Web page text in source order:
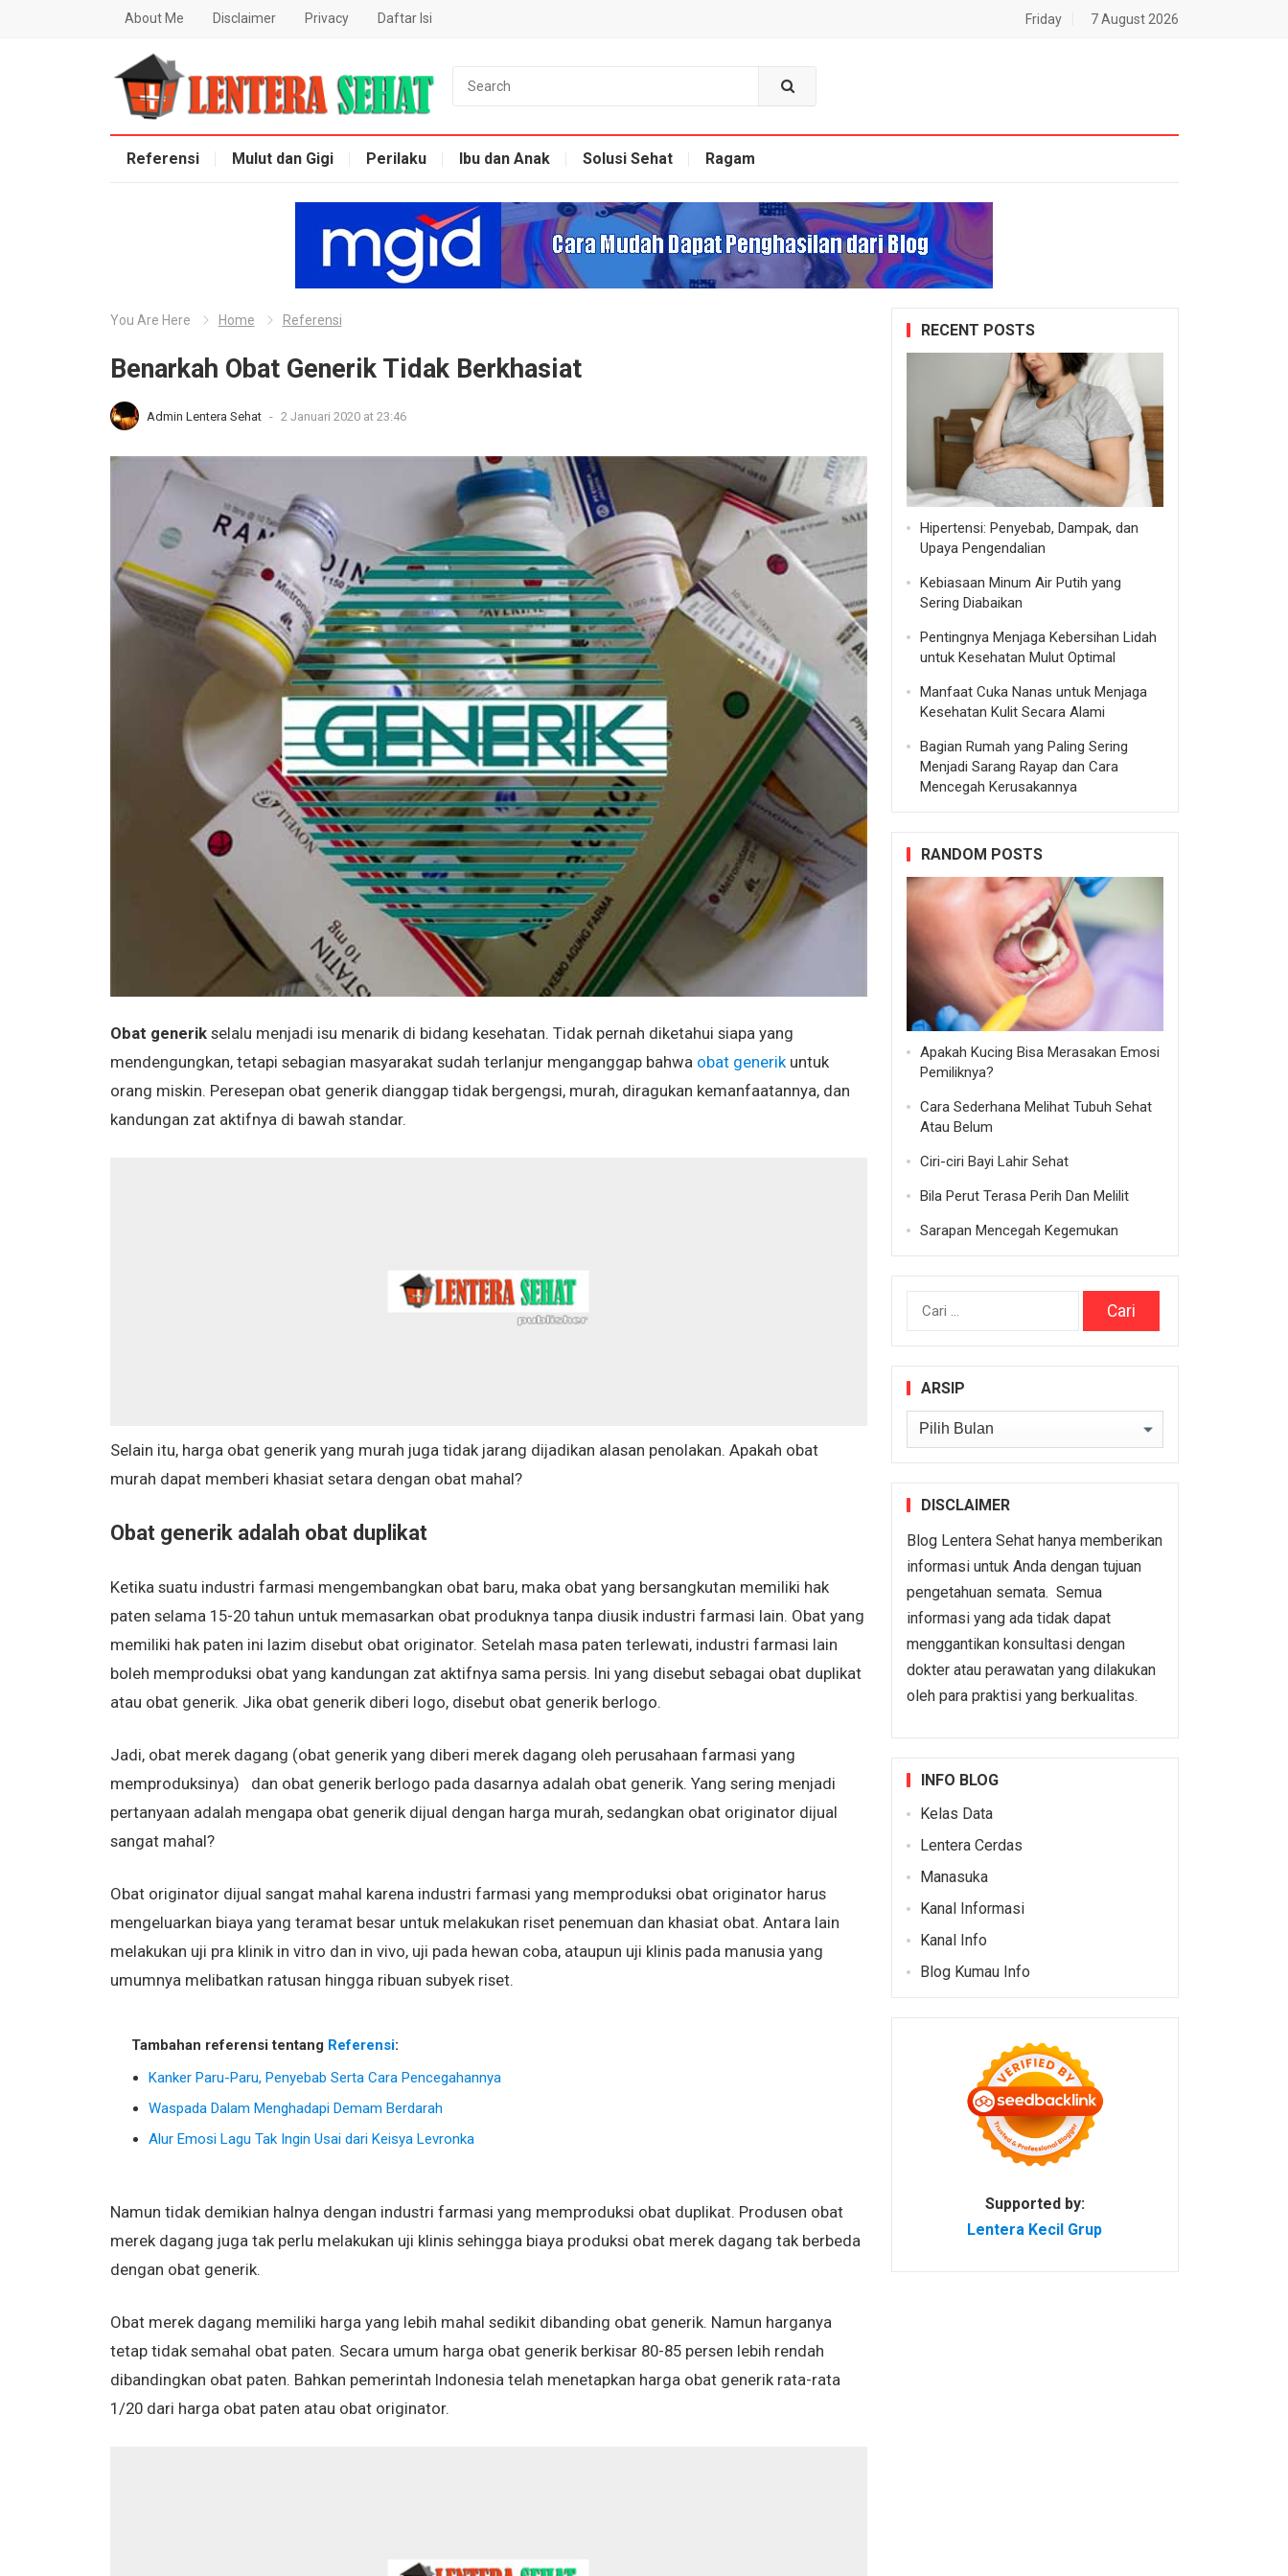
About Me Disclaimer Privacy Daftar Isi Friday 7 August 2026
Lentera Sehat
Referensi
Mulut dan Gigi Perilaku Ibu dan Anak Solusi Sehat Ragam
You Are Here Home Referensi
Benarkah Obat Generik Tidak Berkhasiat
Admin Lentera Sehat - 2 Januari 2020 at 23:46
Obat generikselalu menjadi isu menarik di bidang kesehatan. Tidak pernah diketahui siapa yang
mendengungkan, tetapi sebagian masyarakat sudah terlanjur menganggap bahwa obat generikuntuk
orang miskin. Peresepan obat generik dianggap tidak bergengsi, murah, diragukan kemanfaatannya, dan
kandungan zat aktifnya di bawah standar.
Selain itu, harga obat generik yang murah juga tidak jarang dijadikan alasan penolakan. Apakah obat
murah dapat memberi khasiat setara dengan obat mahal?
Obat generik adalah obat duplikat
Ketika suatu industri farmasi mengembangkan obat baru, maka obat yang bersangkutan memiliki hak
paten selama 15-20 tahun untuk memasarkan obat produknya tanpa diusik industri farmasi lain. Obat yang
memiliki hak paten ini lazim disebut obat originator. Setelah masa paten terlewati, industri farmasi lain
boleh memproduksi obat yang kandungan zat aktifnya sama persis. Ini yang disebut sebagai obat duplikat
atau obat generik. Jika obat generik diberi logo, disebut obat generik berlogo.
Jadi, obat merek dagang (obat generik yang diberi merek dagang oleh perusahaan farmasi yang
memproduksinya) dan obat generik berlogo pada dasarnya adalah obat generik. Yang sering menjadi
pertanyaan adalah mengapa obat generik dijual dengan harga murah, sedangkan obat originator dijual
sangat mahal?
Obat originator dijual sangat mahal karena industri farmasi yang memproduksi obat originator harus
mengeluarkan biaya yang teramat besar untuk melakukan riset penemuan dan khasiat obat. Antara lain
melakukan uji pra klinik in vitro dan in vivo, uji pada hewan coba, ataupun uji klinis pada manusia yang
umumnya melibatkan ratusan hingga ribuan subyek riset.
Tambahan referensi tentang Referensi:
Kanker Paru-Paru, Penyebab Serta Cara Pencegahannya
Waspada Dalam Menghadapi Demam Berdarah
Alur Emosi Lagu Tak Ingin Usai dari Keisya Levronka
Namun tidak demikian halnya dengan industri farmasi yang memproduksi obat duplikat. Produsen obat
merek dagang juga tak perlu melakukan uji klinis sehingga biaya produksi obat merek dagang tak berbeda
dengan obat generik.
Obat merek dagang memiliki harga yang lebih mahal sedikit dibanding obat generik. Namun harganya
tetap tidak semahal obat paten. Secara umum harga obat generik berkisar 80-85 persen lebih rendah
dibandingkan obat paten. Bahkan pemerintah Indonesia telah menetapkan harga obat generik rata-rata
1/20 dari harga obat paten atau obat originator.
RECENT POSTS
Hipertensi: Penyebab, Dampak, dan
Upaya Pengendalian
Kebiasaan Minum Air Putih yang
Sering Diabaikan
Pentingnya Menjaga Kebersihan Lidah
untuk Kesehatan Mulut Optimal
Manfaat Cuka Nanas untuk Menjaga
Kesehatan Kulit Secara Alami
Bagian Rumah yang Paling Sering
Menjadi Sarang Rayap dan Cara
Mencegah Kerusakannya
RANDOM POSTS
Apakah Kucing Bisa Merasakan Emosi
Pemiliknya?
Cara Sederhana Melihat Tubuh Sehat
Atau Belum
Ciri-ciri Bayi Lahir Sehat
Bila Perut Terasa Perih Dan Melilit
Sarapan Mencegah Kegemukan
Cari
ARSIP
Arsip
DISCLAIMER
Blog Lentera Sehat hanya memberikan
informasi untuk Anda dengan tujuan
pengetahuan semata. Semua
informasi yang ada tidak dapat
menggantikan konsultasi dengan
dokter atau perawatan yang dilakukan
oleh para praktisi yang berkualitas.
INFO BLOG
Kelas Data
Lentera Cerdas
Manasuka
Kanal Informasi
Kanal Info
Blog Kumau Info
Supported by:
Lentera Kecil Grup